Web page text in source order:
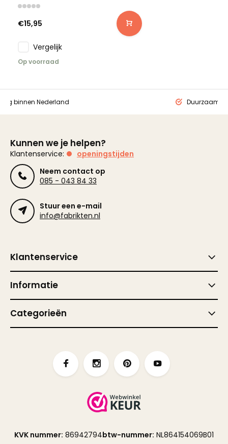
€15,95
Vergelijk
Op voorraad
binnen Nederland Duurzaam
Kunnen we je helpen?
Klantenservice:
openingstijden
Neem contact op
085 - 043 84 33
Stuur een e-mail
info@fabrikten.nl
Klantenservice
Informatie
Categorieën
KVK nummer: 86942794btw-nummer: NL864154069B01